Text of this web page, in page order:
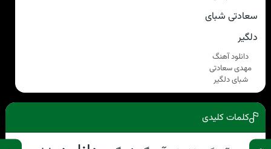
دانلود آهنگ
مهدی سعادتی
شبای دلگیر
کلمات کلیدی